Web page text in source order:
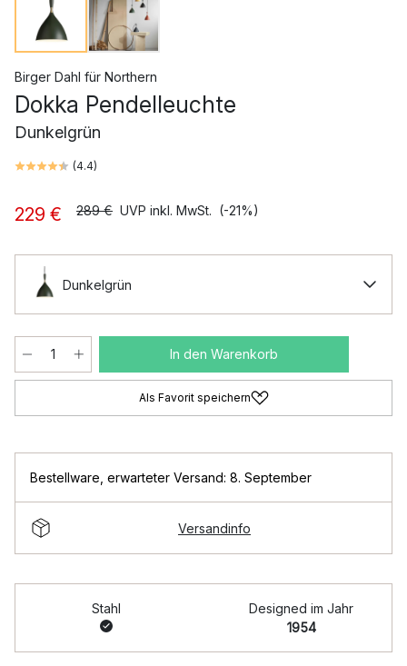
Birger Dahl für Northern
Dokka Pendelleuchte
Dunkelgrün
(4.4)
229 € 289 € UVP inkl. MwSt. (-21%)
Dunkelgrün
In den Warenkorb
Als Favorit speichern
Bestellware erwarteter Versand: 8. September
Versandinfo
Stahl
Designed im Jahr
1954